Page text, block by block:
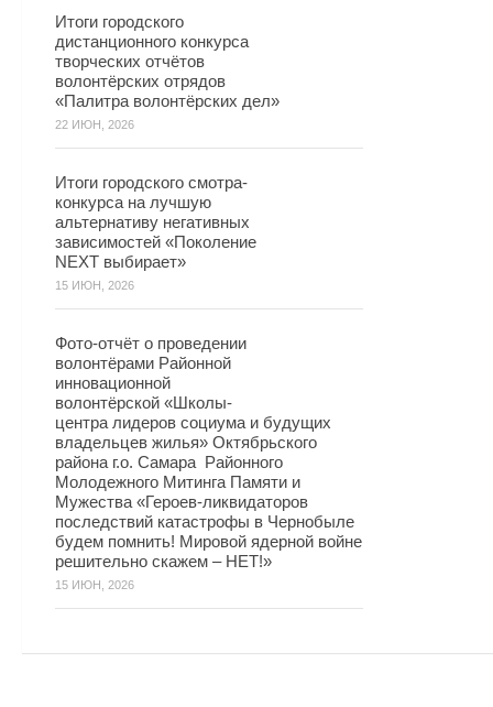
Итоги городского
дистанционного конкурса
творческих отчётов
волонтёрских отрядов
«Палитра волонтёрских дел»
22 ИЮН, 2026
Итоги городского смотра-
конкурса на лучшую
альтернативу негативных
зависимостей «Поколение
NEXT выбирает»
15 ИЮН, 2026
Фото-отчёт о проведении
волонтёрами Районной
инновационной
волонтёрской «Школы-
центра лидеров социума и будущих
владельцев жилья» Октябрьского
района г.о. Самара Районного
Молодежного Митинга Памяти и
Мужества «Героев-ликвидаторов
последствий катастрофы в Чернобыле
будем помнить! Мировой ядерной войне
решительно скажем – НЕТ!»
15 ИЮН, 2026